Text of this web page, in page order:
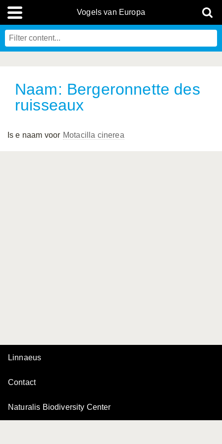
Vogels van Europa
Naam: Bergeronnette des
ruisseaux
Is e naam voor Motacilla cinerea
Linnaeus
Contact
Naturalis Biodiversity Center